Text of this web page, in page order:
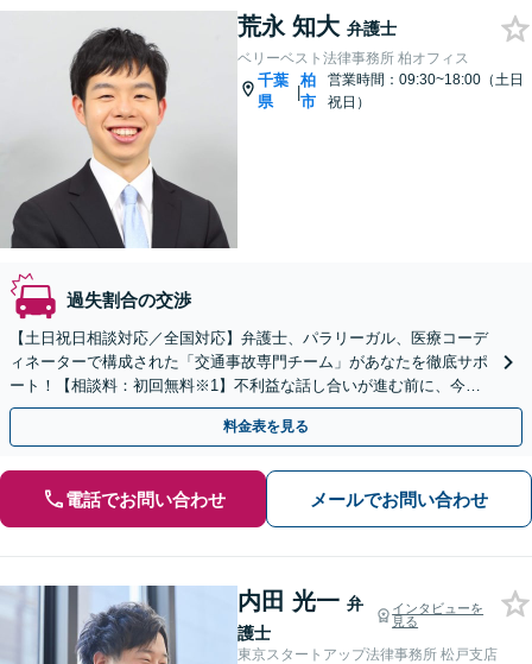
荒永 知大 弁護士
ベリーベスト法律事務所 柏オフィス
千葉
県
|
柏
市
営業時間：09:30~18:00（土日
祝日）
過失割合の交渉
【土日祝日相談対応／全国対応】弁護士、パラリーガル、医療コーデ
ィネーターで構成された「交通事故専門チーム」があなたを徹底サポ
ート！【相談料：初回無料※1】不利益な話し合いが進む前に、今す
ぐ相談！
料金表を見る
電話でお問い合わせ メールでお問い合わせ
内田 光一 弁
護士
インタビューを
見る
東京スタートアップ法律事務所 松戸支店